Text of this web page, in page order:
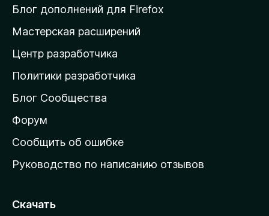
и
а
д
о
а
ш
н
ю
т
Блог дополнений для Firefox
Мастерская расширений
Центр разработчика
Политики разработчика
Блог Сообщества
Форум
Сообщить об ошибке
Руководство по написанию отзывов
Скачать